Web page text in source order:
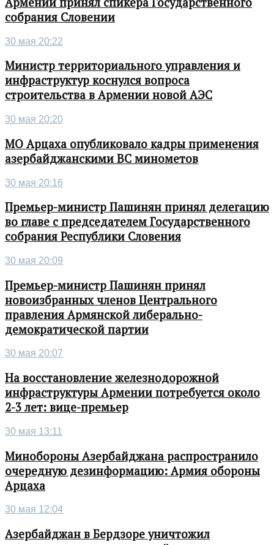
собрания Словении
30 мая 20:22
Министр территориального управления и
инфраструктур коснулся вопроса
строительства в Армении новой АЭС
30 мая 20:20
МО Арцаха опубликовало кадры применения
азербайджанскими ВС минометов
30 мая 20:16
Премьер-министр Пашинян принял делегацию
во главе с председателем Государственного
собрания Республики Словения
30 мая 20:09
Премьер-министр Пашинян принял
новоизбранных членов Центрального
правления Армянской либерально-
демократической партии
30 мая 20:07
На восстановление железнодорожной
инфраструктуры Армении потребуется около
2-3 лет: вице-премьер
30 мая 13:11
Минобороны Азербайджана распространило
очередную дезинформацию: Армия обороны
Арцаха
30 мая 12:04
Азербайджан в Бердзоре уничтожил